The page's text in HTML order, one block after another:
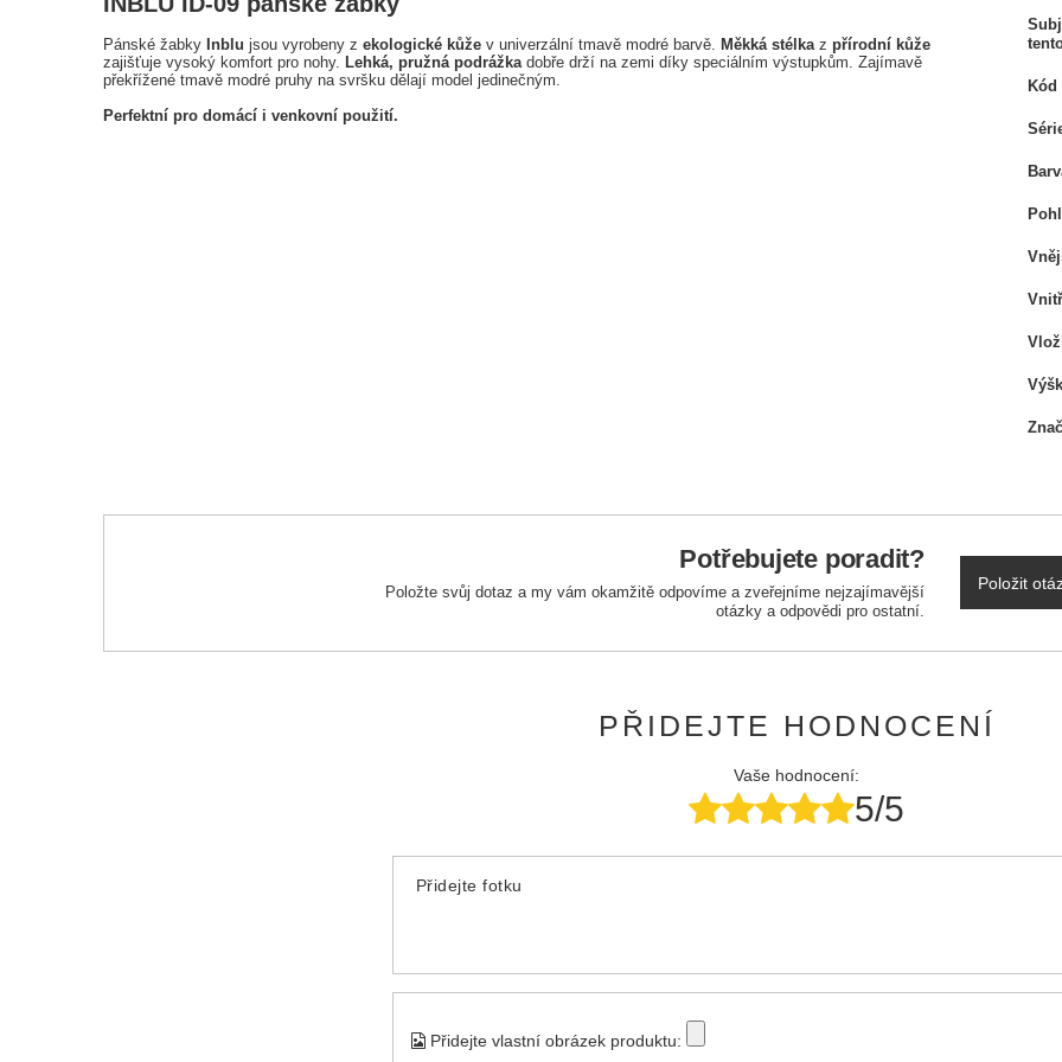
Pánské žabky Inblu jsou vyrobeny z ekologické kůže v univerzální tmavě modré barvě. Měkká stélka z přírodní kůže
zajišťuje vysoký komfort pro nohy. Lehká, pružná podrážka dobře drží na zemi díky speciálním výstupkům. Zajímavě
překřížené tmavě modré pruhy na svršku dělají model jedinečným.
Perfektní pro domácí i venkovní použití.
Kód
Potřebujete poradit?
Položte svůj dotaz a my vám okamžitě odpovíme a zveřejníme nejzajímavější
otázky a odpovědi pro ostatní.
Položit
PŘIDEJTE HODNOCENÍ
Vaše hodnocení:
5/5
Přidejte fotku
Přidejte vlastní obrázek produktu: